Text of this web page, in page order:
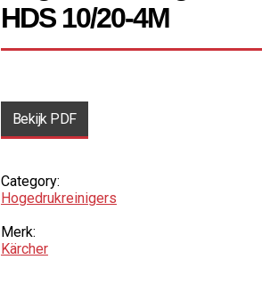
HDS 10/20-4M
Bekijk PDF
Category:
Hogedruk­reinigers
Merk:
Kärcher